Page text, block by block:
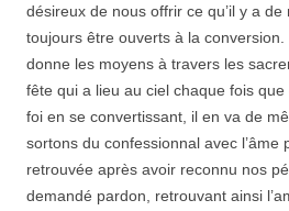
désireux de nous offrir ce qu’il y a
toujours être ouverts à la
donne les moyens à travers les
fête qui a lieu au ciel chaque fois que
foi en se convertissant, il en va de
sortons du confessionnal avec l’âme
retrouvée après avoir reconnu nos
demandé pardon, retrouvant ainsi